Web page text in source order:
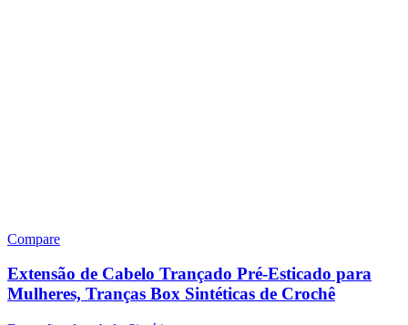
Compare
Extensão de Cabelo Trançado Pré-Esticado para
Mulheres, Tranças Box Sintéticas de Crochê